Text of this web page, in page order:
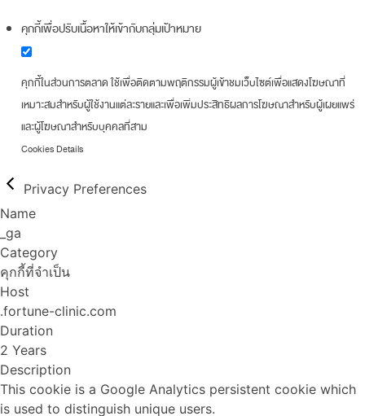
คุกกี้เพื่อปรับเนื้อหาให้เข้ากับกลุ่มเป้าหมาย
คุกกี้ในส่วนการตลาด ใช้เพื่อติดตามพฤติกรรมผู้เข้าชมเว็บไซต์เพื่อแสดงโฆษณาที่
เหมาะสมสำหรับผู้ใช้งานแต่ละรายและเพื่อเพิ่มประสิทธิผลการโฆษณาสำหรับผู้เผยแพร่
และผู้โฆษณาสำหรับบุคคลที่สาม
Cookies Details
Privacy Preferences
Name
_ga
Category
คุกกี้ที่จำเป็น
Host
.fortune-clinic.com
Duration
2 Years
Description
This cookie is a Google Analytics persistent cookie which
is used to distinguish unique users.